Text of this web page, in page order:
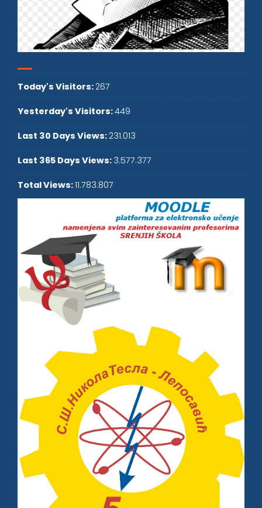
Today's Visitors: 267
Yesterday's Visitors:449
Last 30 Days Views: 231.013
Last 365 Days Views: 3.577.377
Total Views:11.783.807